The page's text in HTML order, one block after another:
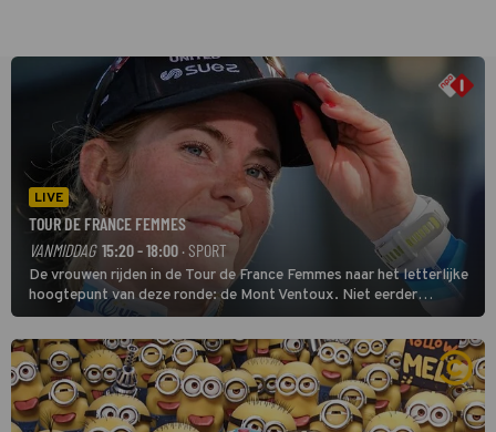
LIVE
TOUR DE FRANCE FEMMES
VANMIDDAG 15:20 - 18:00 · SPORT
De vrouwen rijden in de Tour de France Femmes naar het letterlijke
hoogtepunt van deze ronde: de Mont Ventoux. Niet eerder
finishten de vrouwen voor deze koers op deze kale col uit de
buitencategorie. De aanloop naar de slotklim is vlak.